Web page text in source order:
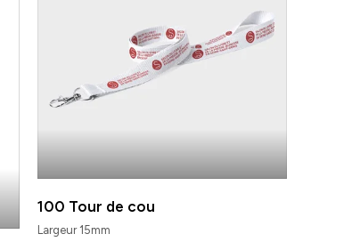
100 Tour de cou
Largeur 15mm